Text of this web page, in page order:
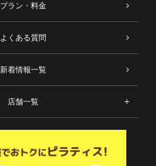
プラン・料金
よくある質問
新着情報一覧
店舗一覧